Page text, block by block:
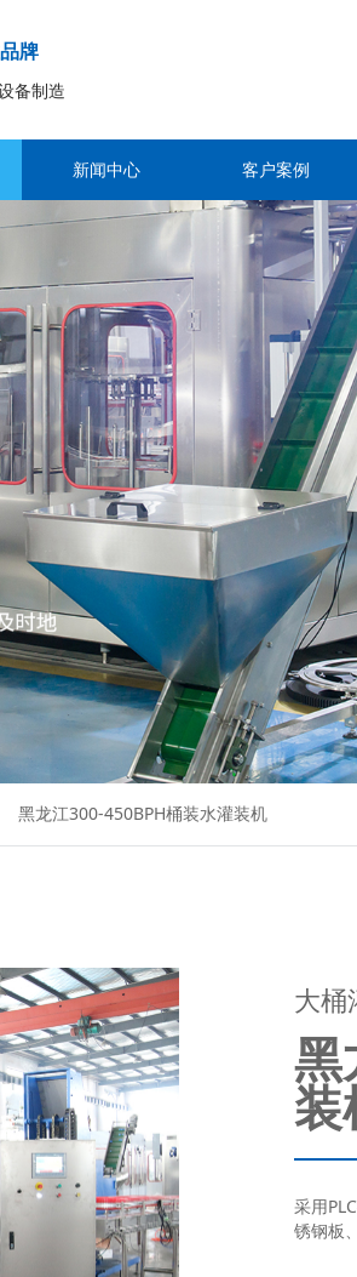
牌
备制造
新闻中心 客户案例
黑龙江300-450BPH桶装水灌装机
大桶
黑
装
采用
锈钢板